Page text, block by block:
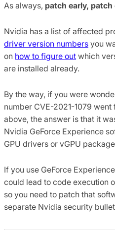
As always, patch early, patch
Nvidia has a list of affected
driver version numbers you
on how to figure out which
are installed already.
By the way, if you were
number CVE-2021-1079
above, the answer is that it
Nvidia GeForce Experience
GPU drivers or vGPU
If you use GeForce
could lead to code execution
so you need to patch that
separate Nvidia security